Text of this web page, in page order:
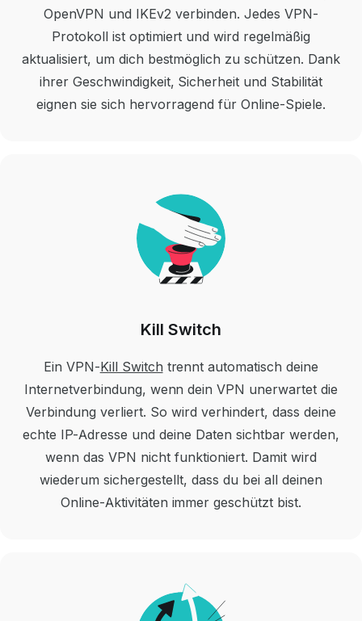
OpenVPN und IKEv2 verbinden. Jedes VPN-
Protokoll ist optimiert und wird regelmäßig
aktualisiert, um dich bestmöglich zu schützen. Dank
ihrer Geschwindigkeit, Sicherheit und Stabilität
eignen sie sich hervorragend für Online-Spiele.
Kill Switch
Ein VPN-Kill Switch trennt automatisch deine
Internetverbindung, wenn dein VPN unerwartet die
Verbindung verliert. So wird verhindert, dass deine
echte IP-Adresse und deine Daten sichtbar werden,
wenn das VPN nicht funktioniert. Damit wird
wiederum sichergestellt, dass du bei all deinen
Online-Aktivitäten immer geschützt bist.